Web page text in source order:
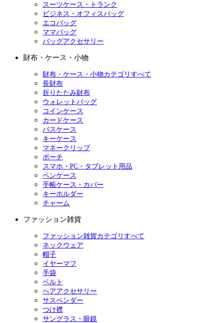
スーツケース・トランク
ビジネス・オフィスバッグ
エコバッグ
ママバッグ
バッグアクセサリー
財布・ケース・小物
財布・ケース・小物カテゴリすべて
長財布
折りたたみ財布
ウォレットバッグ
コインケース
カードケース
パスケース
キーケース
マネークリップ
ポーチ
スマホ・PC・タブレット用品
ペンケース
手帳ケース・カバー
キーホルダー
チャーム
ファッション雑貨
ファッション雑貨カテゴリすべて
ネックウェア
帽子
イヤーマフ
手袋
ベルト
ヘアアクセサリー
サスペンダー
つけ襟
サングラス・眼鏡